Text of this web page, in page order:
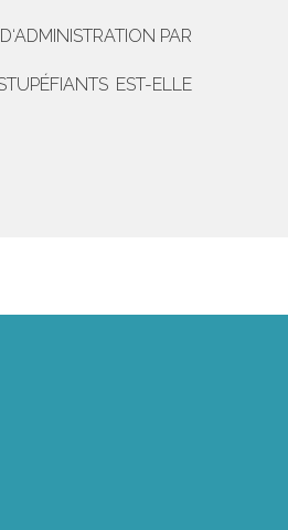
PAR
EST-ELLE